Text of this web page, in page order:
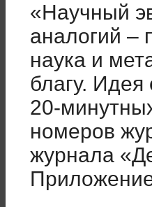
«Научный
аналогий –
наука и
благу.
20-
номеров
журнала